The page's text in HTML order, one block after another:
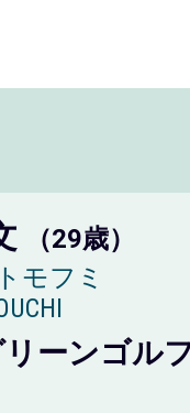
（29歳）
モフミ
ーンゴル